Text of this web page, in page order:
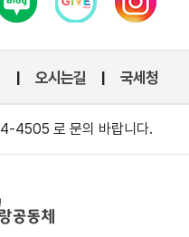
오시는길 국세청
4505 로 문의 바랍니다.